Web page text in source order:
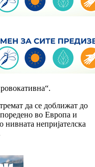
да се доближат до
во Европа и
непријателска